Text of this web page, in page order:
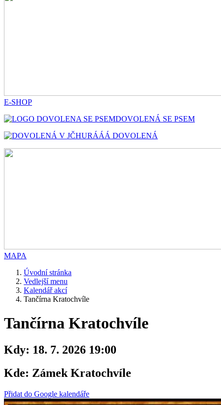
E-SHOP
DOVOLENÁ SE PSEM
HURÁÁÁ DOVOLENÁ
MAPA
Úvodní stránka
Vedlejší menu
Kalendář akcí
Tančírna Kratochvíle
Tančírna Kratochvíle
Kdy: 18. 7. 2026 19:00
Kde: Zámek Kratochvíle
Přidat do Google kalendáře